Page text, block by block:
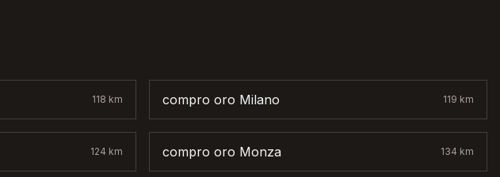
118 km compro oro Milano 119 km
124 km compro oro Monza 134 km